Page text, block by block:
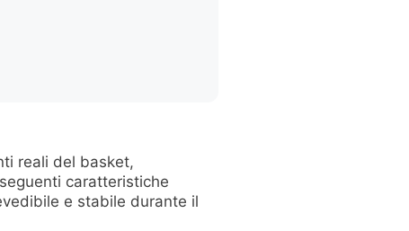
reali del basket,
caratteristiche
e stabile durante il